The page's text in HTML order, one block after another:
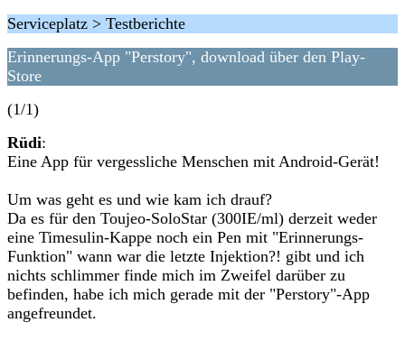
Serviceplatz > Testberichte
Erinnerungs-App "Perstory", download über den Play-
Store
(1/1)
Rüdi:
Eine App für vergessliche Menschen mit Android-Gerät!
Um was geht es und wie kam ich drauf?
Da es für den Toujeo-SoloStar (300IE/ml) derzeit weder
eine Timesulin-Kappe noch ein Pen mit "Erinnerungs-
Funktion" wann war die letzte Injektion?! gibt und ich
nichts schlimmer finde mich im Zweifel darüber zu
befinden, habe ich mich gerade mit der "Perstory"-App
angefreundet.